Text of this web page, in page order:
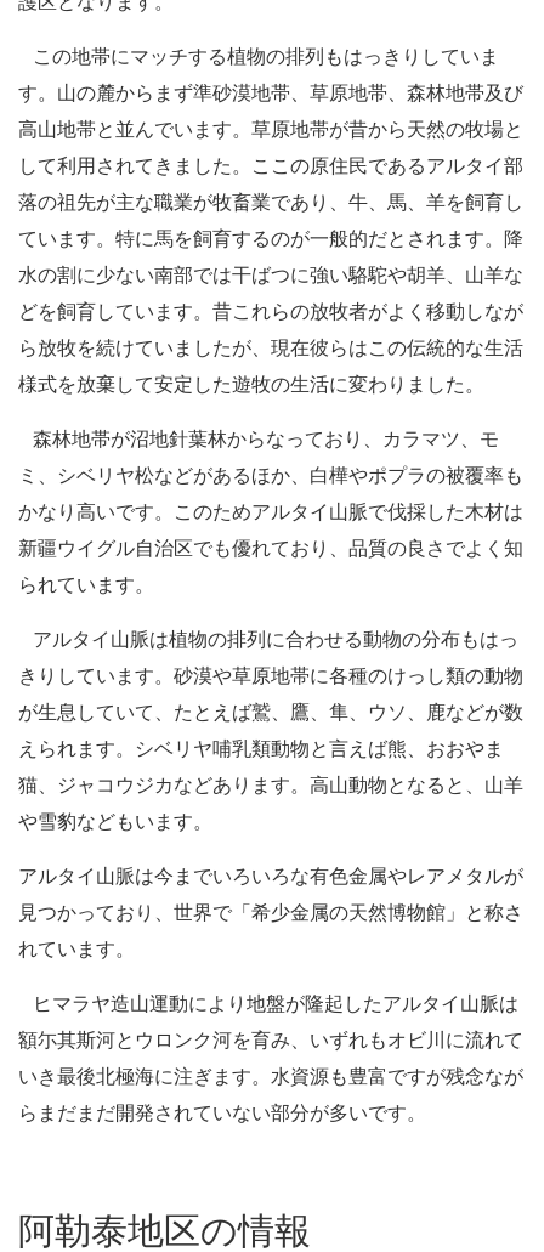
この地帯にマッチする植物の排列もはっきりしていま
す。山の麓からまず準砂漠地帯、草原地帯、森林地帯及び
高山地帯と並んでいます。草原地帯が昔から天然の牧場と
して利用されてきました。ここの原住民であるアルタイ部
落の祖先が主な職業が牧畜業であり、牛、馬、羊を飼育し
ています。特に馬を飼育するのが一般的だとされます。降
水の割に少ない南部では干ばつに強い駱駝や胡羊、山羊な
どを飼育しています。昔これらの放牧者がよく移動しなが
ら放牧を続けていましたが、現在彼らはこの伝統的な生活
様式を放棄して安定した遊牧の生活に変わりました。
森林地帯が沼地針葉林からなっており、カラマツ、モ
ミ、シベリヤ松などがあるほか、白樺やポプラの被覆率も
かなり高いです。このためアルタイ山脈で伐採した木材は
新疆ウイグル自治区でも優れており、品質の良さでよく知
られています。
アルタイ山脈は植物の排列に合わせる動物の分布もはっ
きりしています。砂漠や草原地帯に各種のけっし類の動物
が生息していて、たとえば鷲、鷹、隼、ウソ、鹿などが数
えられます。シベリヤ哺乳類動物と言えば熊、おおやま
猫、ジャコウジカなどあります。高山動物となると、山羊
や雪豹などもいます。
アルタイ山脈は今までいろいろな有色金属やレアメタルが
見つかっており、世界で「希少金属の天然博物館」と称さ
れています。
ヒマラヤ造山運動により地盤が隆起したアルタイ山脈は
額尓其斯河とウロンク河を育み、いずれもオビ川に流れて
いき最後北極海に注ぎます。水資源も豊富ですが残念なが
らまだまだ開発されていない部分が多いです。
阿勒泰地区の情報